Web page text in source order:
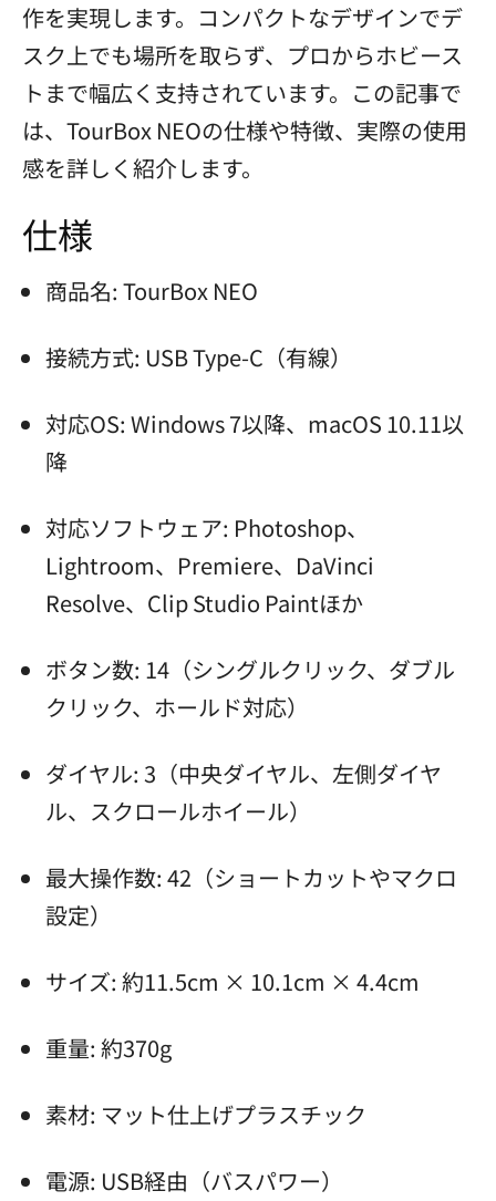
作を実現します。コンパクトなデザインでデ
スク上でも場所を取らず、プロからホビース
トまで幅広く支持されています。この記事で
は、TourBox NEOの仕様や特徴、実際の使用
感を詳しく紹介します。
仕様
商品名: TourBox NEO
接続方式: USB Type-C（有線）
対応OS: Windows 7以降、macOS 10.11以
降
対応ソフトウェア: Photoshop、
Lightroom、Premiere、DaVinci
Resolve、Clip Studio Paintほか
ボタン数: 14（シングルクリック、ダブル
クリック、ホールド対応）
ダイヤル: 3（中央ダイヤル、左側ダイヤ
ル、スクロールホイール）
最大操作数: 42（ショートカットやマクロ
設定）
サイズ: 約11.5cm × 10.1cm × 4.4cm
重量: 約370g
素材: マット仕上げプラスチック
電源: USB経由（バスパワー）